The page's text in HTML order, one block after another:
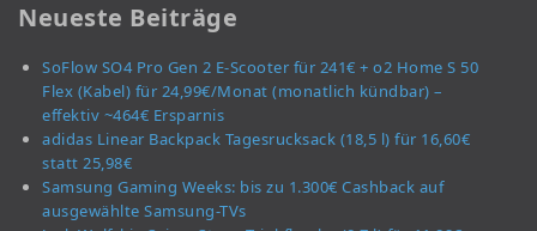
Neueste Beiträge
SoFlow SO4 Pro Gen 2 E-Scooter für 241€ + o2 Home S 50
Flex (Kabel) für 24,99€/Monat (monatlich kündbar) –
effektiv ~464€ Ersparnis
adidas Linear Backpack Tagesrucksack (18,5 l) für 16,60€
statt 25,98€
Samsung Gaming Weeks: bis zu 1.300€ Cashback auf
ausgewählte Samsung-TVs